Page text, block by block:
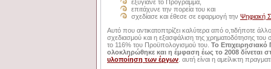
εξυγίανε το Πρόγραμμα,
επιτάχυνε την πορεία του και
σχεδίασε και έθεσε σε εφαρμογή την Ψηφιακή
Αυτό που αντικατοπτρίζει καλύτερα από ο,τιδήποτε
σχεδιασμού και η εξασφάλιση της χρηματοδότησης
το 116% του Προϋπολογισμού του. Το
ολοκληρώθηκε και η έμφαση έως το 2008 δίνεται
υλοποίηση των έργων . αυτή είναι η αμείλικτη